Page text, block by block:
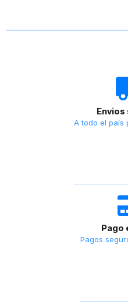
A todo el país
Pago
Pagos